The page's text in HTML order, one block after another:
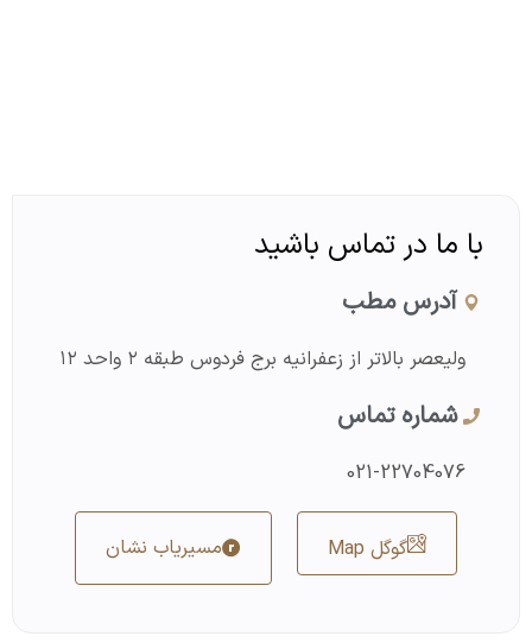
با ما در تماس باشید
آدرس مطب
ولیعصر بالاتر از زعفرانیه برج فردوس طبقه ۲ واحد ۱۲
شماره تماس
021-22704076
گوگل Map مسیریاب نشان